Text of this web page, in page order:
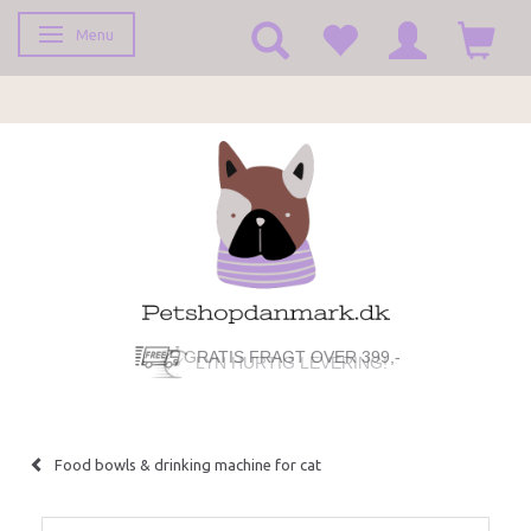
Toggle navigation
Menu
GRATIS FRAGT OVER 399,-
LYN HURTIG LEVERING!
Food bowls & drinking machine for cat